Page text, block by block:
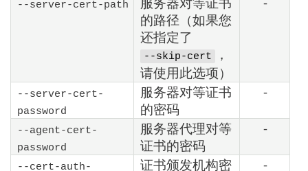
--server-cert-path
的路径（如果您
还指定了
--skip-cert
，
请使用此选项）
--server-cert-
password
服务器对等证书
的密码
-
--agent-cert-
password
服务器代理对等
证书的密码
-
--cert-auth-
证书颁发机构密
-